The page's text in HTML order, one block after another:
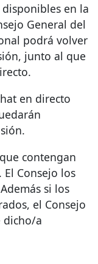
en la
General del
podrá volver
junto al que
en directo
contengan
Consejo los
si los
el Consejo
dicho/a